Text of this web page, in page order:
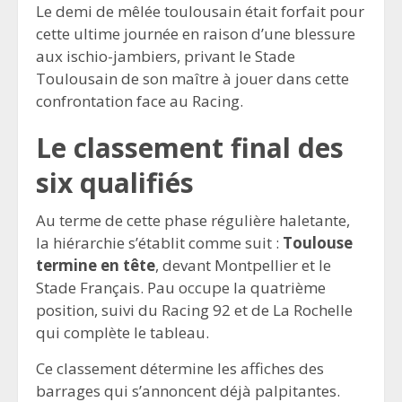
Le demi de mêlée toulousain était forfait pour
cette ultime journée en raison d’une blessure
aux ischio-jambiers, privant le Stade
Toulousain de son maître à jouer dans cette
confrontation face au Racing.
Le classement final des
six qualifiés
Au terme de cette phase régulière haletante,
la hiérarchie s’établit comme suit : Toulouse
termine en tête, devant Montpellier et le
Stade Français. Pau occupe la quatrième
position, suivi du Racing 92 et de La Rochelle
qui complète le tableau.
Ce classement détermine les affiches des
barrages qui s’annoncent déjà palpitantes.